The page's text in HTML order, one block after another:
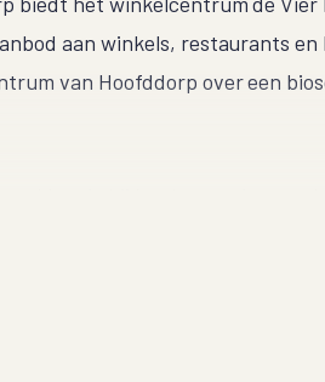
aan winkels, restaurants en
van Hoofddorp over een
Haarlem, Schiphol, Amstelveen,
Dit geldt tevens voor de